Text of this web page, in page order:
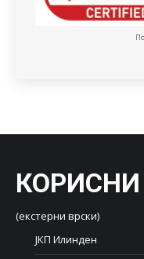
(екстерни врски)
ЈКП Илинден